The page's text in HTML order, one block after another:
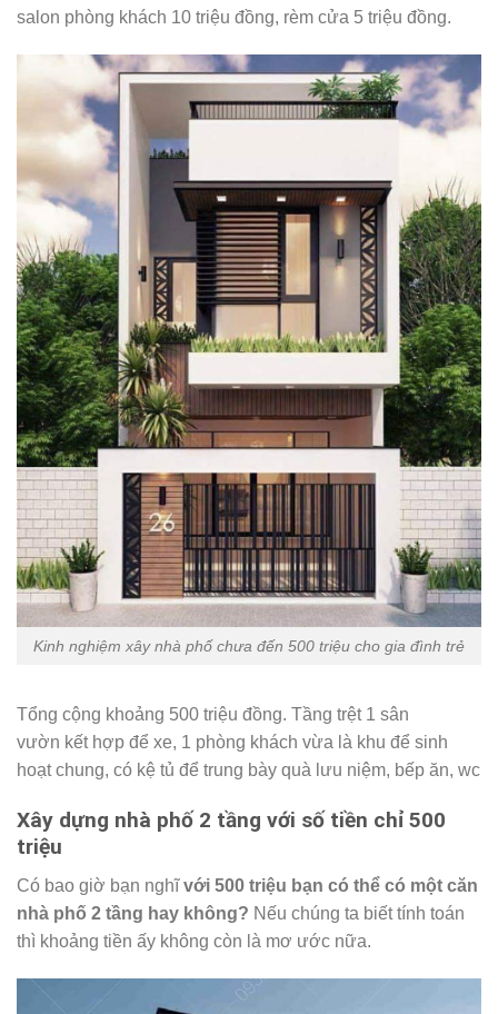
salon phòng khách 10 triệu đồng, rèm cửa 5 triệu đồng.
Kinh nghiệm xây nhà phố chưa đến 500 triệu cho gia đình trẻ
Tổng cộng khoảng 500 triệu đồng. Tầng trệt 1 sân
vườn kết hợp để xe, 1 phòng khách vừa là khu để sinh
hoạt chung, có kệ tủ để trung bày quà lưu niệm, bếp ăn, wc
Xây dựng nhà phố 2 tầng với số tiền chỉ 500
triệu
Có bao giờ bạn nghĩvới 500 triệu bạn có thể có một căn
nhà phố 2 tầng hay không? Nếu chúng ta biết tính toán
thì khoảng tiền ấy không còn là mơ ước nữa.